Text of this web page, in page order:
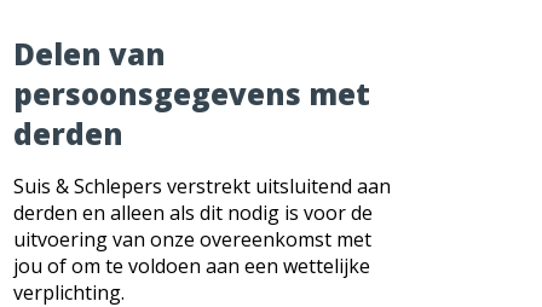
Delen van
persoonsgegevens met
derden
Suis & Schlepers verstrekt uitsluitend aan
derden en alleen als dit nodig is voor de
uitvoering van onze overeenkomst met
jou of om te voldoen aan een wettelijke
verplichting.